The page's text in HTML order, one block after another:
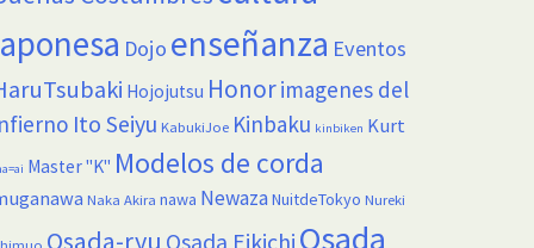
Dojo enseñanza Eventos
Hojojutsu Honorimagenes del
Ito Seiyu KabukiJoe Kinbaku kinbiken Kurt
Master "K" Modelos de corda
Naka Akira nawa NewazaNuitdeTokyo Nureki
Osada-ryu Osada Eikichi Osada